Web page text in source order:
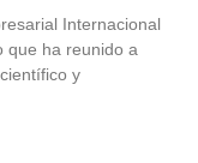
Internacional
que ha reunido a
y